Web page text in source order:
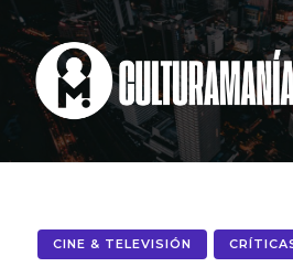
CINE & TELEVISIÓN